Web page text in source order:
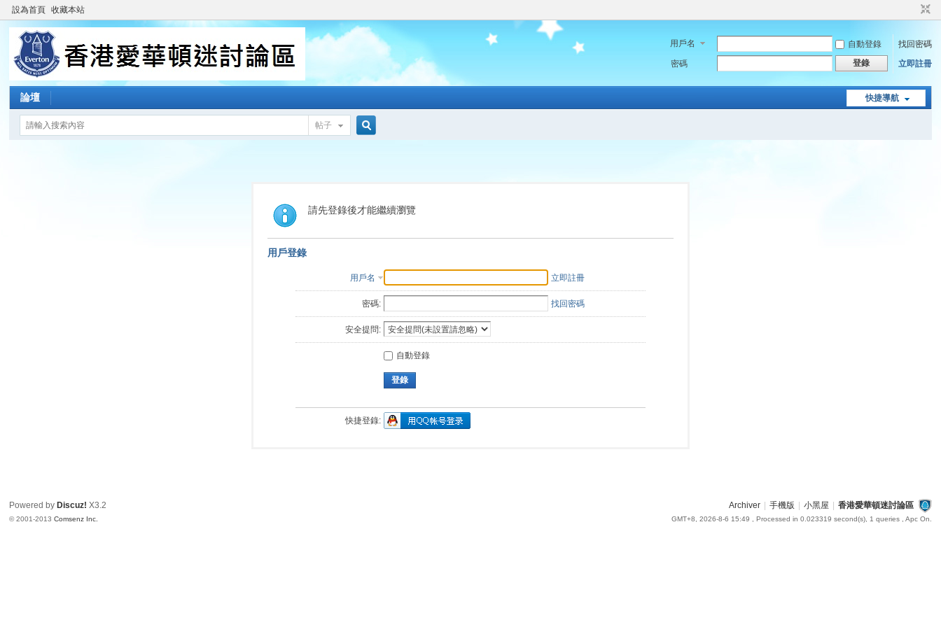
設為首頁 收藏本站
用戶名 自動登錄
找回密碼
密碼
登錄 立即註冊
快捷導航
論壇
帖子
索
請先登錄後才能繼續瀏覽
用戶登錄
用戶名 立即註冊
密碼: 找回密碼
安全提問:
自動登錄
登錄
快捷登錄:
Archiver 手機版 小黑屋 香港愛華頓迷討論區
GMT+8, 2026-8-6 15:49 , Processed in 0.023319 second(s), 1 queries , Apc On.
Powered by Discuz! X3.2
© 2001-2013Comsenz Inc.